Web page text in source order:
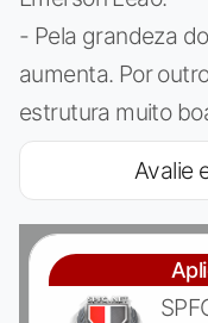
- Pela grandeza
aumenta. Por
estrutura muito
Avalie